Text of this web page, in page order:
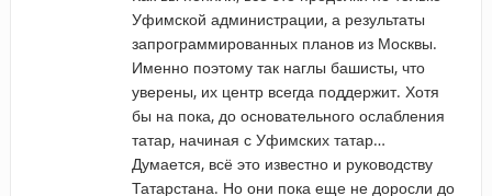
Уфимской администрации, а результаты
запрограммированных планов из Москвы.
Именно поэтому так наглы башисты, что
уверены, их центр всегда поддержит. Хотя
бы на пока, до основательного ослабления
татар, начиная с Уфимских татар…
Думается, всё это известно и руководству
Татарстана. Но они пока еще не доросли до